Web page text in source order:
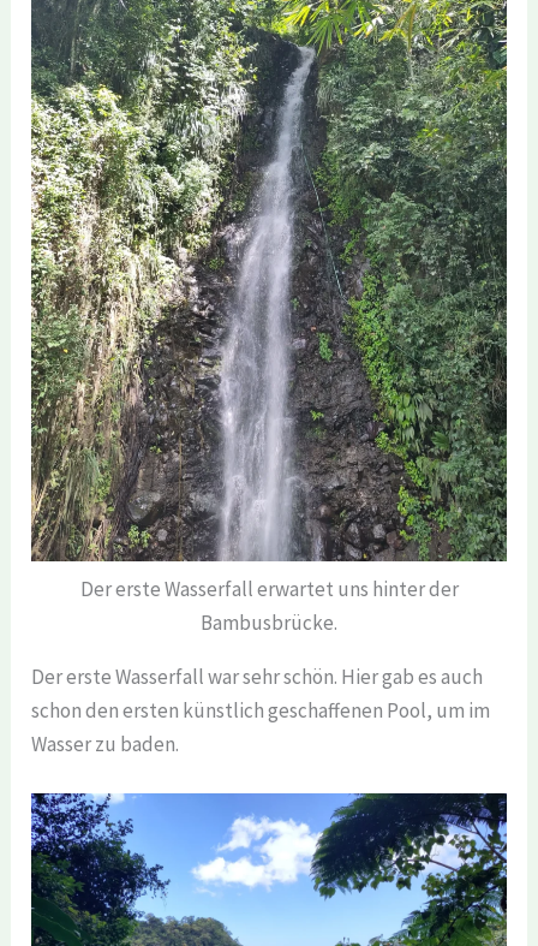
Der erste Wasserfall erwartet uns hinter der
Bambusbrücke.
Der erste Wasserfall war sehr schön. Hier gab es auch
schon den ersten künstlich geschaffenen Pool, um im
Wasser zu baden.